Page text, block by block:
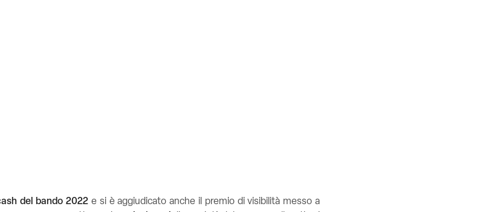
del bando 2022 e si è aggiudicato anche il premio di visibilità messo a